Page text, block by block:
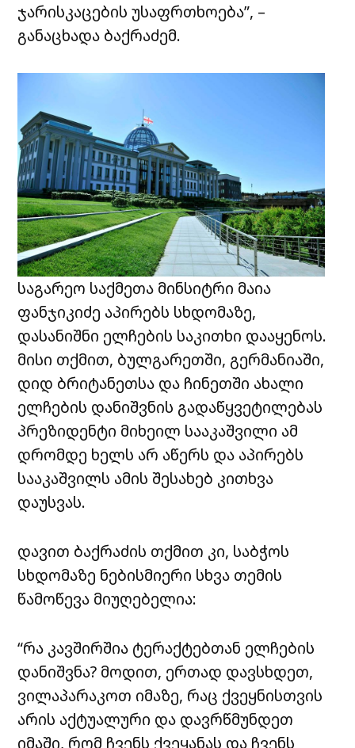
ჯარისკაცების უსაფრთხოება”, –
განაცხადა ბაქრაძემ.
საგარეო საქმეთა მინსიტრი მაია
ფანჯიკიძე აპირებს სხდომაზე,
დასანიშნი ელჩების საკითხი დააყენოს.
მისი თქმით, ბულგარეთში, გერმანიაში,
დიდ ბრიტანეთსა და ჩინეთში ახალი
ელჩების დანიშვნის გადაწყვეტილებას
პრეზიდენტი მიხეილ სააკაშვილი ამ
დრომდე ხელს არ აწერს და აპირებს
სააკაშვილს ამის შესახებ კითხვა
დაუსვას.
დავით ბაქრაძის თქმით კი, საბჭოს
სხდომაზე ნებისმიერი სხვა თემის
წამოწევა მიუღებელია:
“რა კავშირშია ტერაქტებთან ელჩების
დანიშვნა? მოდით, ერთად დავსხდეთ,
ვილაპარაკოთ იმაზე, რაც ქვეყნისთვის
არის აქტუალური და დავრწმუნდეთ
იმაში, რომ ჩვენს ქვეყანას და ჩვენს